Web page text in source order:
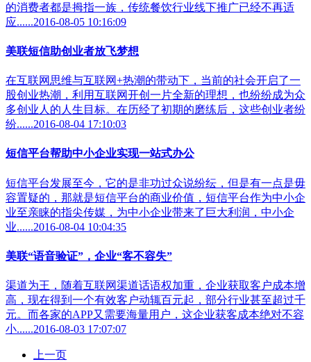
的消费者都是拇指一族，传统餐饮行业线下推广已经不再适
应......2016-08-05 10:16:09
美联短信助创业者放飞梦想
在互联网思维与互联网+热潮的带动下，当前的社会开启了一
股创业热潮，利用互联网开创一片全新的理想，也纷纷成为众
多创业人的人生目标。在历经了初期的磨练后，这些创业者纷
纷......2016-08-04 17:10:03
短信平台帮助中小企业实现一站式办公
短信平台发展至今，它的是非功过众说纷纭，但是有一点是毋
容置疑的，那就是短信平台的商业价值，短信平台作为中小企
业至亲睐的指尖传媒，为中小企业带来了巨大利润，中小企
业......2016-08-04 10:04:35
美联“语音验证”，企业“客不容失”
渠道为王，随着互联网渠道话语权加重，企业获取客户成本增
高，现在得到一个有效客户动辄百元起，部分行业甚至超过千
元。而各家的APP又需要海量用户，这企业获客成本绝对不容
小......2016-08-03 17:07:07
上一页